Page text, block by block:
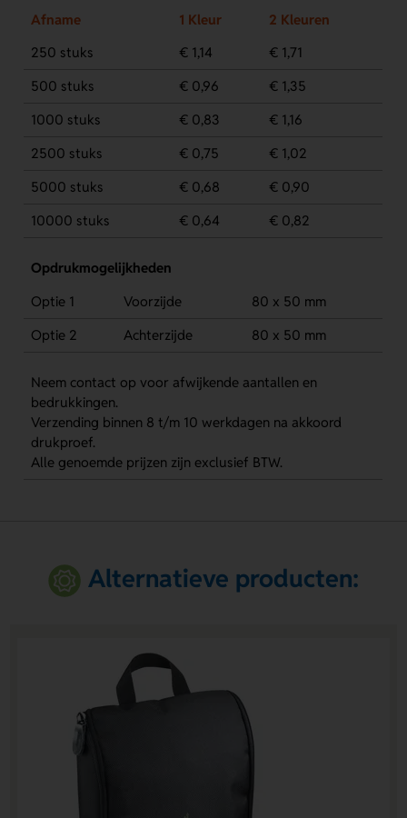
Afname 1 Kleur
2 Kleuren
250 stuks
€ 1,14
€ 1,71
500 stuks
€ 0,96
€ 1,35
1000 stuks
€ 0,83
€ 1,16
2500 stuks
€ 0,75
€ 1,02
5000 stuks
€ 0,68
€ 0,90
10000 stuks
€ 0,64 € 0,82
Opdrukmogelijkheden
Optie 1
Voorzijde
80 x 50 mm
Optie 2
Achterzijde 80 x 50 mm
Neem contact op voor afwijkende aantallen en
bedrukkingen.
Verzending binnen 8 t/m 10 werkdagen na akkoord
drukproef.
Alle genoemde prijzen zijn exclusief BTW.
Alternatieve producten: